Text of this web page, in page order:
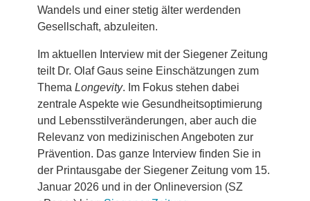
Wandels und einer stetig älter werdenden
Gesellschaft, abzuleiten.
Im aktuellen Interview mit der Siegener Zeitung
teilt Dr. Olaf Gaus seine Einschätzungen zum
Thema Longevity. Im Fokus stehen dabei
zentrale Aspekte wie Gesundheitsoptimierung
und Lebensstilveränderungen, aber auch die
Relevanz von medizinischen Angeboten zur
Prävention. Das ganze Interview finden Sie in
der Printausgabe der Siegener Zeitung vom 15.
Januar 2026 und in der Onlineversion (SZ